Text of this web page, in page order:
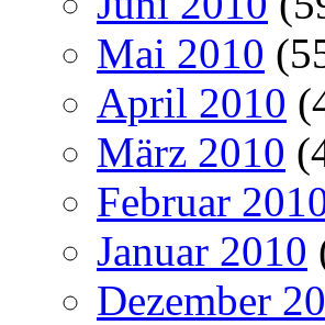
Mai 2010
April 2010
März 2010
Februar
Januar 2010
Dezember